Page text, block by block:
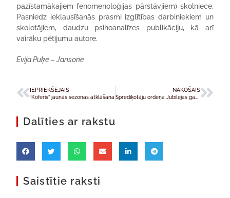
pazīstamākajiem fenomenoloģijas pārstāvjiem) skolniece.
Pasniedz ieklausīšanās prasmi izglītības darbiniekiem un
skolotājiem, daudzu psihoanalīzes publikāciju, kā arī
vairāku pētījumu autore.
Evija Puķe – Jansone
IEPRIEKŠĒJAIS
“Koferis” jaunās sezonas atklāšana
NĀKOŠAIS
Dalīties ar rakstu
Saistītie raksti